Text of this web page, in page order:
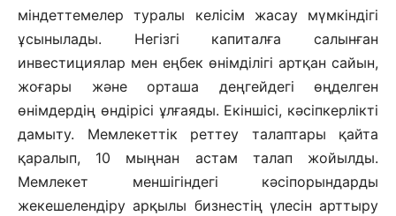
міндеттемелер туралы келі­сім жасау мүмкіндігі
ұсынылады. Негізгі капиталға салынған
инвестициялар мен еңбек өнімділігі артқан са­йын,
жоғары және орташа деңгейдегі өңделген
өнімдердің өндірісі ұлғаяды. Екіншісі, кәсіпкерлікті
дамыту. Мем­лекеттік реттеу талаптары қайта
қара­лып, 10 мыңнан астам талап жойыл­ды.
Мемлекет меншігіндегі кәсіп­орын­дарды
жекешелендіру арқылы бизнестің үлесін арттыру